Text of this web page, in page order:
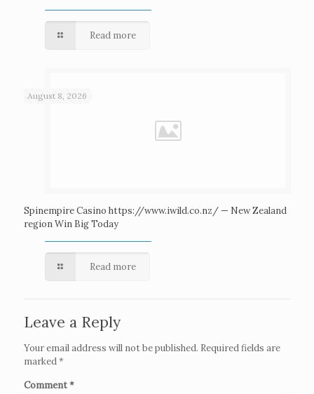
Read more
August 8, 2026
Spinempire Casino https://www.iwild.co.nz/ — New Zealand
region Win Big Today
Read more
Leave a Reply
Your email address will not be published. Required fields are
marked*
Comment*